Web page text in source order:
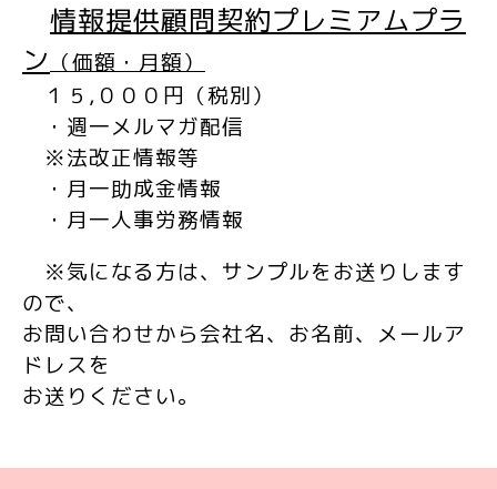
情報提供顧問契約プレミアムプラ
ン （価額・月額）
１５,０００円 （税別）
・週一メルマガ配信
※法改正情報等
・月一助成金情報
・月一人事労務情報
※気になる方は、サンプルをお送りします
ので、
お問い合わせから会社名、お名前、メールア
ドレスを
お送りください。